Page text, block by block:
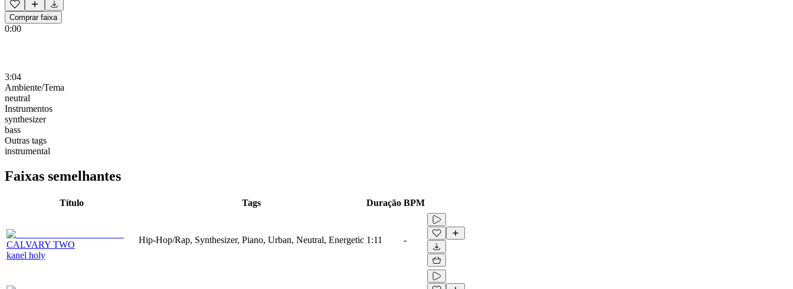
Comprar faixa
0:00
3:04
Ambiente/Tema
neutral
Instrumentos
synthesizer
bass
Outras tags
instrumental
Faixas semelhantes
Título Tags Duração BPM
CALVARY TWO
kanel holy
Hip-Hop/Rap, Synthesizer, Piano, Urban, Neutral, Energetic 1:11 -